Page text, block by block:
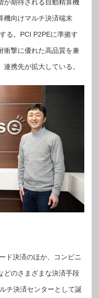
が期待される自動精算機
機向けマルチ決済端末
る。PCI P2PEに準拠す
衝撃に優れた高品質を兼
携先が拡大している。
ド決済のほか、コンビニ
どのさまざまな決済手段
チ決済センターとして誕